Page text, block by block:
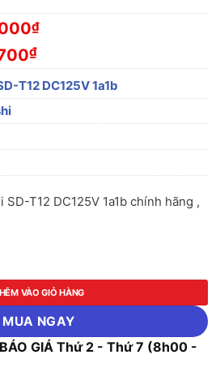
₫
₫
T12 DC125V 1a1b
T12 DC125V 1a1b chính hãng ,
T12 DC125V 1a1b số lượng
VÀO GIỎ HÀNG
MUA NGAY
GIÁ Thứ 2 - Thứ 7 (8h00 -